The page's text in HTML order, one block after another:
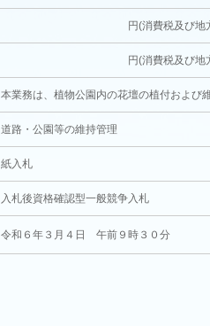
円(消費税及び地方消費税相
円(消費税及び地方消費税相
本業務は、植物公園内の花壇の植付および
道路・公園等の維持管理
紙入札
入札後資格確認型一般競争入札
令和６年３月４日 午前９時３０分